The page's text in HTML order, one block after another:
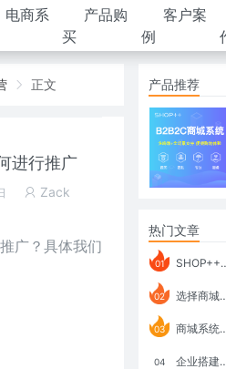
电商系
产品购
买
客户案
例
正文
进行推广
Zack
广？具体我们
产品推荐
热门文章
01 SHOP++ B2B2C V9.1 全新发布 新亮点
02 选择商城系统要考虑哪些问题？
03 商城系统如何打通跨境电商模式？
04 企业搭建积分商城系统要注意什么？